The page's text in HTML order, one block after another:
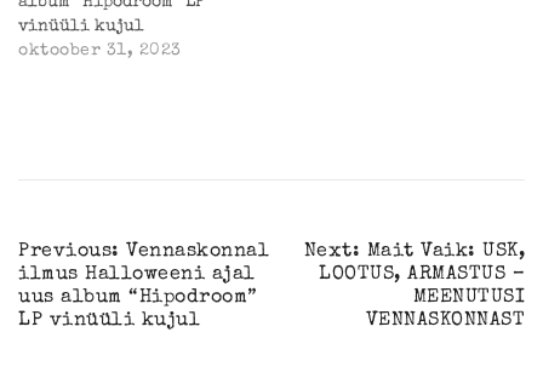
vinüüli kujul
oktoober 31, 2023
navigeerimine
Previous: Vennaskonnal
ilmus Halloweeni ajal
uus album “Hipodroom”
LP vinüüli kujul
Next: Mait Vaik: USK,
LOOTUS, ARMASTUS –
MEENUTUSI
VENNASKONNAST